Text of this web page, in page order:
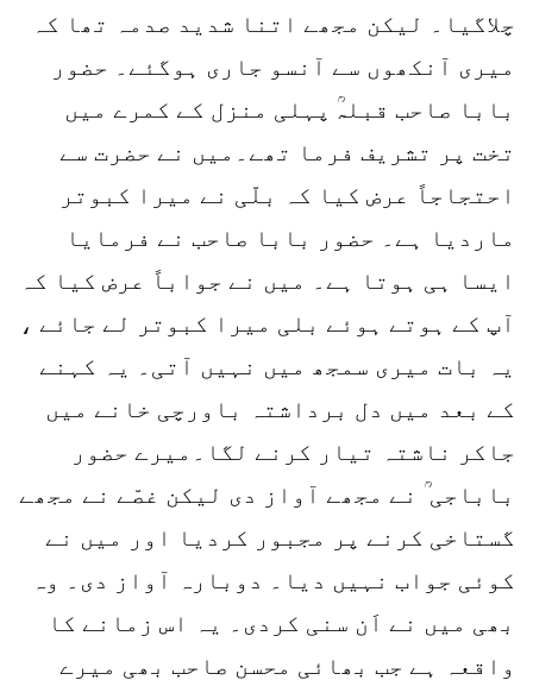
چلاگیا۔ لیکن مجھے اتنا شدید صدمہ تھا کہ
میری آنکھوں سے آنسو جاری ہوگئے۔ حضور
بابا صاحب قبلہؒ پہلی منزل کے کمرے میں
تخت پر تشریف فرما تھے۔میں نے حضرت سے
احتجاجاً عرض کیا کہ بلّی نے میرا کبوتر
ماردیا ہے۔ حضور بابا صاحب نے فرمایا
ایسا ہی ہوتا ہے۔ میں نے جواباً عرض کیا کہ
آپ کے ہوتے ہوئے بلی میرا کبوتر لے جائے ،
یہ بات میری سمجھ میں نہیں آتی۔ یہ کہنے
کے بعد میں دل برداشتہ باورچی خانے میں
جاکر ناشتہ تیار کرنے لگا۔میرے حضور
باباجی ؒ نے مجھے آواز دی لیکن غصّے نے مجھے
گستاخی کرنے پر مجبور کردیا اور میں نے
کوئی جواب نہیں دیا۔ دوبارہ آواز دی۔ وہ
بھی میں نے اَن سنی کردی۔ یہ اس زمانے کا
واقعہ ہے جب بھائی محسن صاحب بھی میرے